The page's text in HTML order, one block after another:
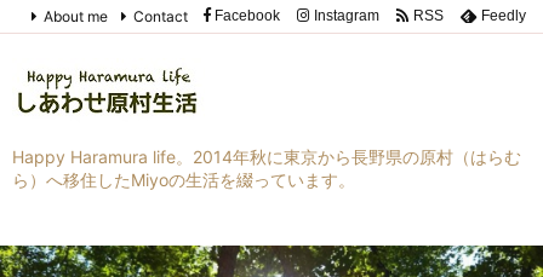
Happy Haramura life。2014年秋に東京から長野県の原村（はらむ
ら）へ移住したMiyoの生活を綴っています。
About me Contact Facebook Instagram RSS Feedly